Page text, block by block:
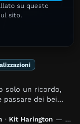
su questo
sito.
solo un ricordo,
passare dei bei
che sua figlia
famiglia a Londra,
· Kit Harington —